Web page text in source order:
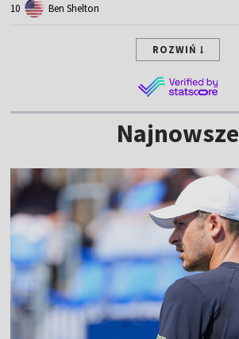
10 Ben Shelton
ROZWIŃ
Najnowsze